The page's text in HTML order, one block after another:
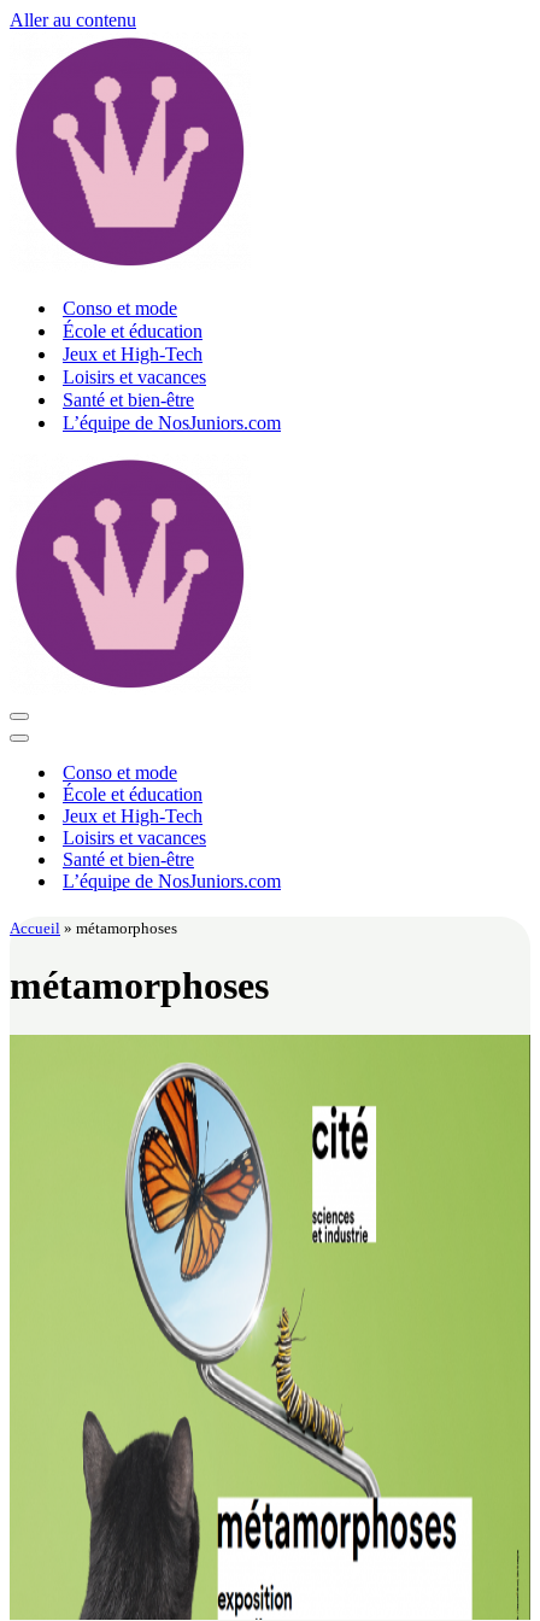
Aller au contenu
Conso et mode
École et éducation
Jeux et High-Tech
Loisirs et vacances
Santé et bien-être
L’équipe de NosJuniors.com
Menu
de
Menu
navigationConso et mode
École et éducation
Jeux et High-Tech
Loisirs et vacances
Santé et bien-être
L’équipe de NosJuniors.com
Accueil » métamorphoses
métamorphoses